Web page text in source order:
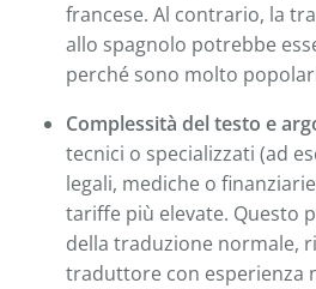
francese. Al contrario, la
allo spagnolo potrebbe
perché sono molto
Complessità del testo e
tecnici o specializzati (ad
legali, mediche o
tariffe più elevate. Questo
della traduzione normale,
traduttore con esperienza